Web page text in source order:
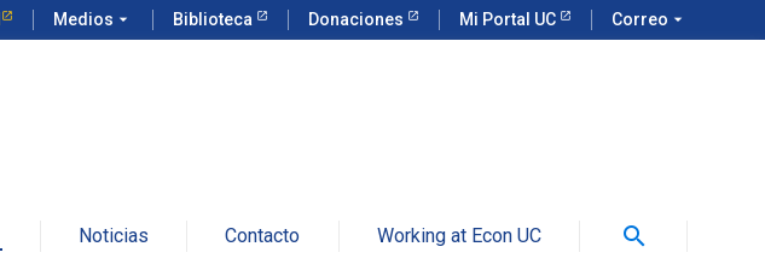
Medios arrow_drop_down Biblioteca Donaciones Mi Portal UC Correo arrow_drop_down
Noticias Contacto Working at Econ UC search